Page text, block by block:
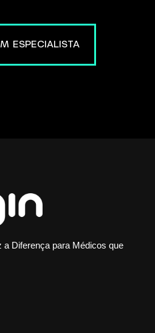
ESPECIALISTA
a Diferença para Médicos que